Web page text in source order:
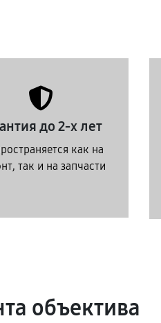
до 2-х лет
как на
так и на запчасти
объектива